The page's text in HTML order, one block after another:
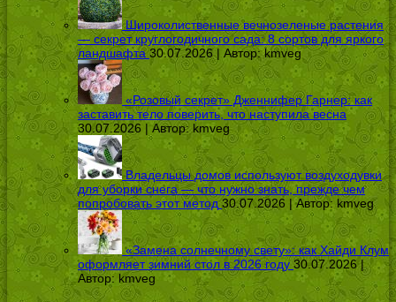
Широколиственные вечнозеленые растения
— секрет круглогодичного сада: 8 сортов для яркого
ландшафта 30.07.2026 | Автор:kmveg
«Розовый секрет» Дженнифер Гарнер: как
заставить тело поверить, что наступила весна
30.07.2026 | Автор: kmveg
Владельцы домов используют воздуходувки
для уборки снега — что нужно знать, прежде чем
попробовать этот метод 30.07.2026 | Автор: kmveg
«Замена солнечному свету»: как Хайди Клум
оформляет зимний стол в 2026 году 30.07.2026 |
Автор: kmveg